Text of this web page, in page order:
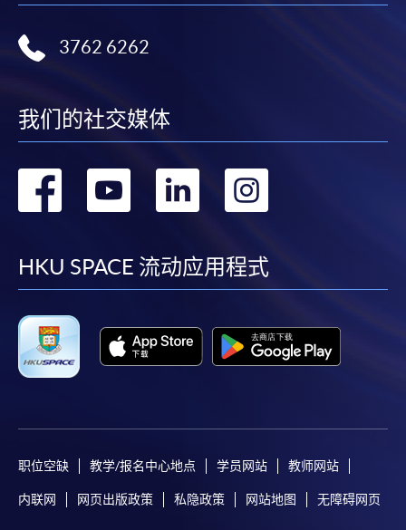
3762 6262
我们的社交媒体
转
facebook
转
youtube
转
linkedin
HKU SPACE 流动应用程式
职位空缺 教学/报名中心地点 学员网站 教师网站
内联网 网页出版政策 私隐政策 网站地图 无障碍网页